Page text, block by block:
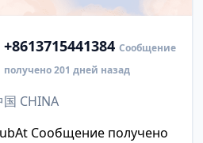
+8613715441384 Сообщение
получено 201 дней назад
国 CHINA
Сообщение получено